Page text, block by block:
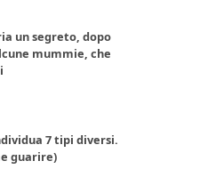
un segreto, dopo
mummie, che
7 tipi diversi.
guarire)